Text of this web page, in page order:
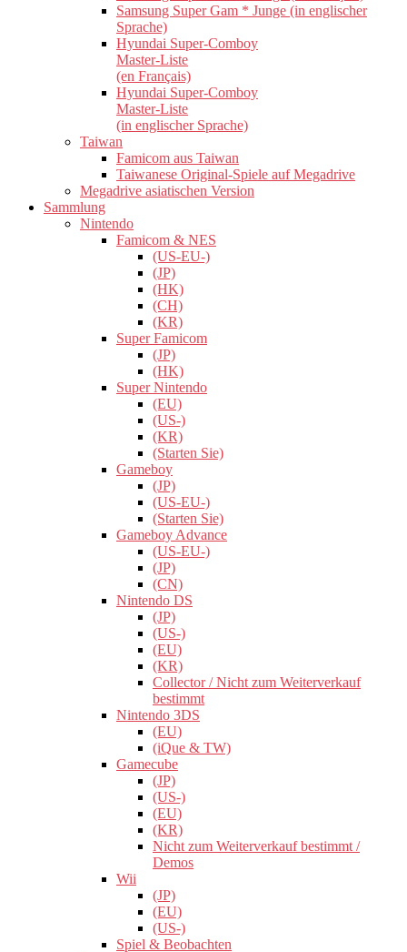
Samsung Super Gam * Junge (in englischer
Sprache)
Hyundai Super-Comboy
Master-Liste
(en Français)
Hyundai Super-Comboy
Master-Liste
(in englischer Sprache)
Taiwan
Famicom aus Taiwan
Taiwanese Original-Spiele auf Megadrive
Megadrive asiatischen Version
Sammlung
Nintendo
Famicom & NES
(US-EU-)
(JP)
(HK)
(CH)
(KR)
Super Famicom
(JP)
(HK)
Super Nintendo
(EU)
(US-)
(KR)
(Starten Sie)
Gameboy
(JP)
(US-EU-)
(Starten Sie)
Gameboy Advance
(US-EU-)
(JP)
(CN)
Nintendo DS
(JP)
(US-)
(EU)
(KR)
Collector / Nicht zum Weiterverkauf
bestimmt
Nintendo 3DS
(EU)
(iQue & TW)
Gamecube
(JP)
(US-)
(EU)
(KR)
Nicht zum Weiterverkauf bestimmt /
Demos
Wii
(JP)
(EU)
(US-)
Spiel & Beobachten